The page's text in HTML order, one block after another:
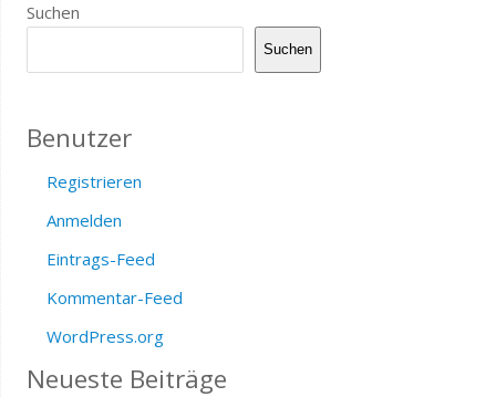
Suchen
Suchen
Benutzer
Registrieren
Anmelden
Eintrags-Feed
Kommentar-Feed
WordPress.org
Neueste Beiträge